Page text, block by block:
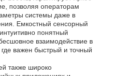
позволяя операторам
системы даже в
Емкостный сенсорный
понятный
взаимодействие в
важен быстрый и точный
также широко